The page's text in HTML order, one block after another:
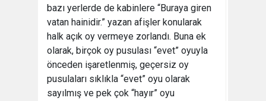
bazı yerlerde de kabinlere “Buraya giren
vatan hainidir.” yazan afişler konularak
halk açık oy vermeye zorlandı. Buna ek
olarak, birçok oy pusulası “evet” oyuyla
önceden işaretlenmiş, geçersiz oy
pusulaları sıklıkla “evet” oyu olarak
sayılmış ve pek çok “hayır” oyu